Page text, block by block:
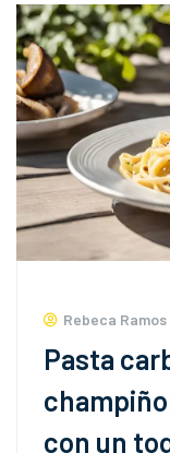
Rebeca Ramos
Pasta
con un